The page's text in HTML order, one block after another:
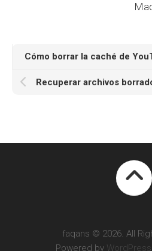
faqans © 2026. All
Powered by WordPress